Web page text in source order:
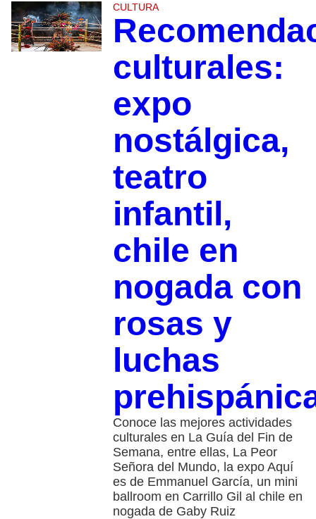
CULTURA
culturales:
expo
nostálgica,
teatro
infantil,
chile en
nogada con
rosas y
luchas
Conoce las mejores actividades
culturales en La Guía del Fin de
Semana, entre ellas, La Peor
Señora del Mundo, la expo Aquí
es de Emmanuel García, un mini
ballroom en Carrillo Gil al chile en
nogada de Gaby Ruiz